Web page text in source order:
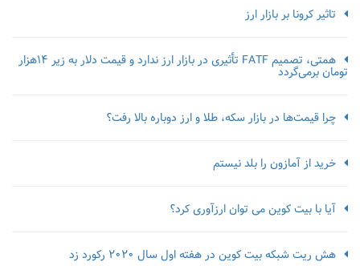
تاثیر کرونا بر بازار ارز
همتی، تصمیم FATF تأثیری در بازار ارز ندارد و قیمت دلار به زیر ۱۴هزار
تومان برمی‌گردد
چرا قیمت‌ها در بازار سکه، طلا و ارز دوباره بالا رفت؟
خرید از آمازون را بلد نیستم
آیا با بیت کوین می توان ارزآوری کرد؟
هش ریت شبکه بیت کوین در هفته اول سال 2020 رکورد زد